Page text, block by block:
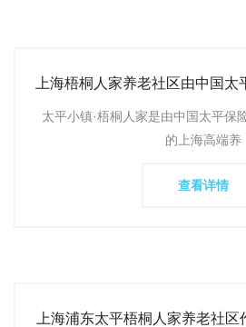
上海梧桐人家养老社区由中国
太平小镇·梧桐人家是由中国太平保
的上海高端养
查看详情
上海浦东太平梧桐人家养老社